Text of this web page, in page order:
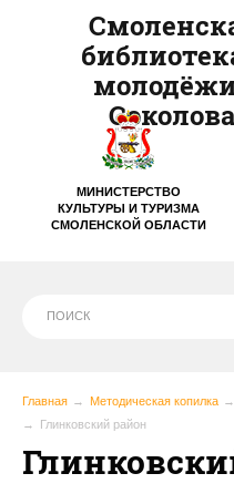
МИНИСТЕРСТВО
КУЛЬТУРЫ И ТУРИЗМА
СМОЛЕНСКОЙ ОБЛАСТИ
Главная Методическая копилка
Глинковский район